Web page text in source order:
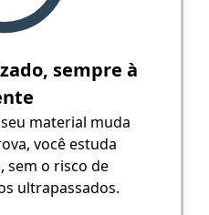
sempre à
material muda
você estuda
sem o risco de
ultrapassados.